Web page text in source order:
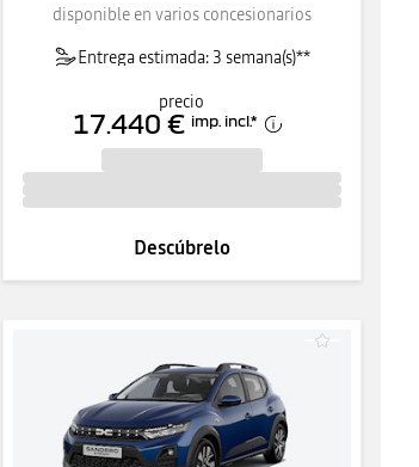
disponible en varios concesionarios
Entrega estimada: 3 semana(s)**
precio
17.440 € imp. incl.*
Descúbrelo